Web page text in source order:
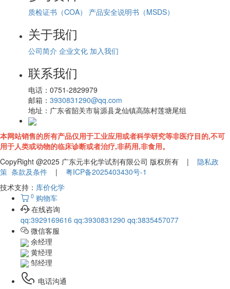
质检证书（COA） 产品安全说明书（MSDS）
关于我们
公司简介 企业文化 加入我们
联系我们
电话： 0751-2829979
邮箱： 3930831290@qq.com
地址： 广东省韶关市翁源县龙仙镇高陈村莲塘尾组
本网站销售的所有产品仅用于工业应用或者科学研究等非医疗目的,不可
用于人类或动物的临床诊断或者治疗,非药用,非食用。
CopyRight @2025 广东元丰化学试剂有限公司 版权所有 | 隐私政
策 条款及条件 | 粤ICP备2025403430号-1
技术支持： 库价化学
0 购物车
在线咨询
qq:3929169616 qq:3930831290 qq:3835457077
微信客服
余经理
黄经理
邹经理
电话沟通